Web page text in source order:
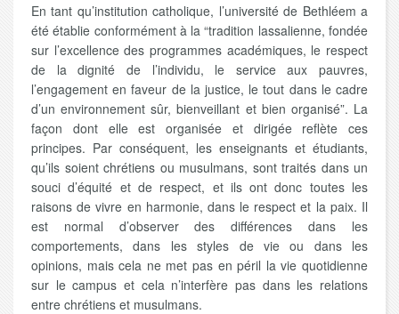
En tant qu’institution catholique, l’université de Bethléem a
été établie conformément à la “tradition lassalienne, fondée
sur l’excellence des programmes académiques, le respect
de la dignité de l’individu, le service aux pauvres,
l’engagement en faveur de la justice, le tout dans le cadre
d’un environnement sûr, bienveillant et bien organisé”. La
façon dont elle est organisée et dirigée reflète ces
principes. Par conséquent, les enseignants et étudiants,
qu’ils soient chrétiens ou musulmans, sont traités dans un
souci d’équité et de respect, et ils ont donc toutes les
raisons de vivre en harmonie, dans le respect et la paix. Il
est normal d’observer des différences dans les
comportements, dans les styles de vie ou dans les
opinions, mais cela ne met pas en péril la vie quotidienne
sur le campus et cela n’interfère pas dans les relations
entre chrétiens et musulmans.